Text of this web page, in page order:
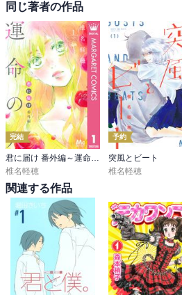
同じ著者の作品
完結
君に届け 番外編～運命の人～
椎名軽穂
予約
突風とビート
椎名軽穂
関連する作品